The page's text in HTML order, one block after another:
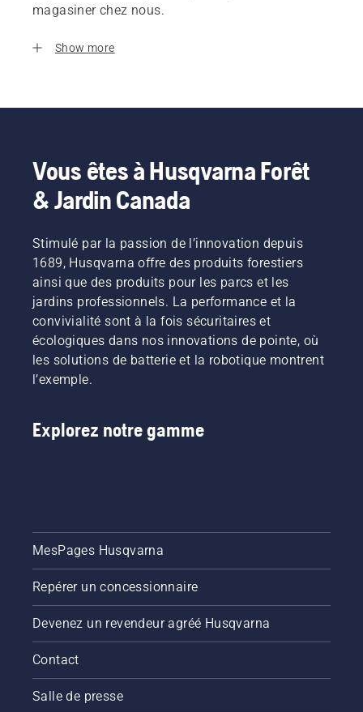
magasiner chez nous.
Show more
Vous êtes à Husqvarna Forêt
& Jardin Canada
Stimulé par la passion de l’innovation depuis
1689, Husqvarna offre des produits forestiers
ainsi que des produits pour les parcs et les
jardins professionnels. La performance et la
convivialité sont à la fois sécuritaires et
écologiques dans nos innovations de pointe, où
les solutions de batterie et la robotique montrent
l’exemple.
Explorez notre gamme
MesPages Husqvarna
Repérer un concessionnaire
Devenez un revendeur agréé Husqvarna
Contact
Salle de presse